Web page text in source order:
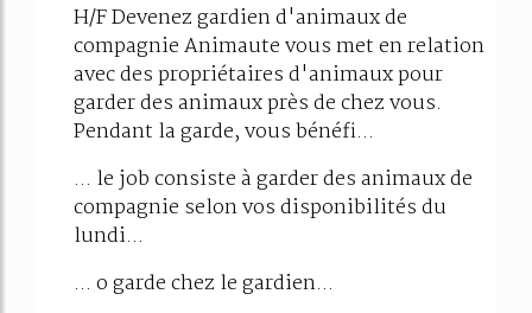
H/F Devenez gardien d'animaux de
compagnie Animaute vous met en relation
avec des propriétaires d'animaux pour
garder des animaux près de chez vous.
Pendant la garde, vous bénéfi...
... le job consiste à garder des animaux de
compagnie selon vos disponibilités du
lundi...
... o garde chez le gardien...